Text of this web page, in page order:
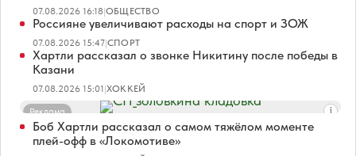
07.08.2026 16:18|ОБЩЕСТВО
Россияне увеличивают расходы на спорт и ЗОЖ
07.08.2026 15:47|СПОРТ
Хартли рассказал о звонке Никитину после победы в
Казани
07.08.2026 15:01|ХОККЕЙ
Реклама
Боб Хартли рассказал о самом тяжёлом моменте
плей-офф в «Локомотиве»